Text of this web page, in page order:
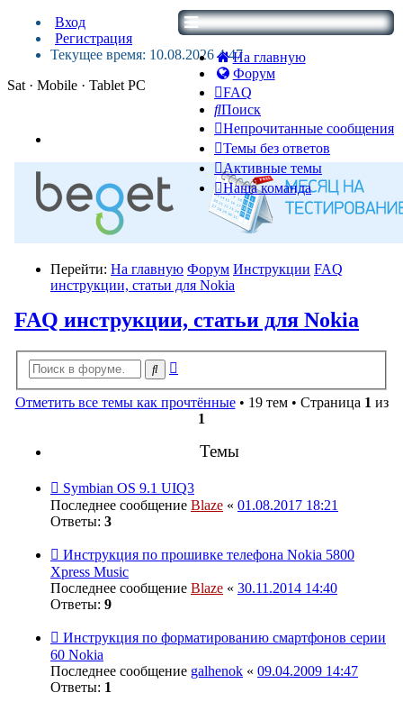
На главную
Форум
FAQ
Поиск
Непрочитанные сообщения
Темы без ответов
Активные темы
Наша команда
Вход
Регистрация
Текущее время: 10.08.2026 4:47
Sat · Mobile · Tablet PC
Перейти: На главную Форум Инструкции FAQ
инструкции, статьи для Nokia
FAQ инструкции, статьи для Nokia
Поиск
Отметить все темы как прочтённые• 19 тем • Страница 1 из
1
Темы
Symbian OS 9.1 UIQ3
Последнее сообщение Blaze « 01.08.2017 18:21
Ответы: 3
Инструкция по прошивке телефона Nokia 5800
Хpress Music
Последнее сообщение Blaze « 30.11.2014 14:40
Ответы: 9
Инструкция по форматированию смартфонов серии
60 Nokia
Последнее сообщение galhenok « 09.04.2009 14:47
Ответы: 1